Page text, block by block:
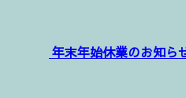
年末年始休業のお知ら